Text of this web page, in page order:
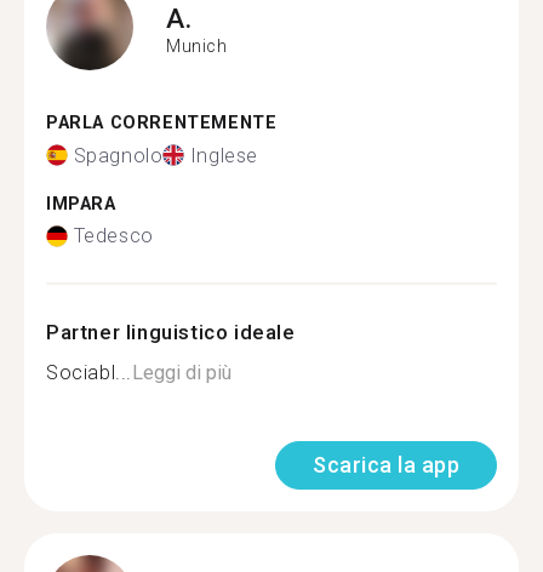
A.
Munich
PARLA CORRENTEMENTE
Spagnolo Inglese
IMPARA
Tedesco
Partner linguistico ideale
Sociabl...Leggi di più
Scarica la app